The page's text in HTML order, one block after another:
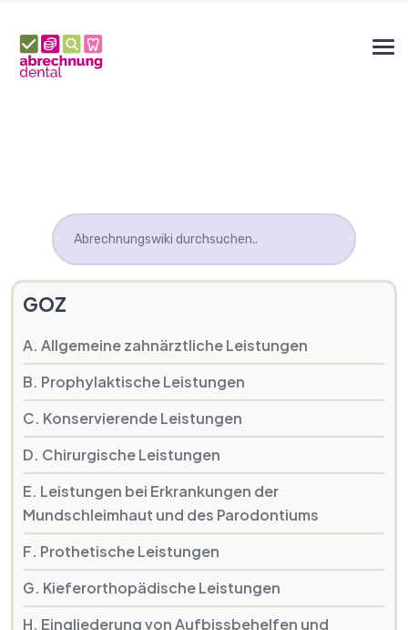
GOZ
A. Allgemeine zahnärztliche Leistungen
B. Prophylaktische Leistungen
C. Konservierende Leistungen
D. Chirurgische Leistungen
E. Leistungen bei Erkrankungen der
Mundschleimhaut und des Parodontiums
F. Prothetische Leistungen
G. Kieferorthopädische Leistungen
H. Eingliederung von Aufbissbehelfen und